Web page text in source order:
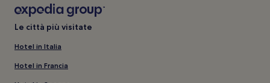
Le città più visitate
Hotel in Italia
Hotel in Francia